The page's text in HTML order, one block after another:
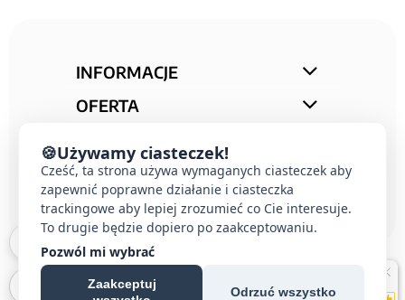
INFORMACJE
OFERTA
KONTAKT
🍪Używamy ciasteczek!
Cześć, ta strona używa wymaganych ciasteczek aby
zapewnić poprawne działanie i ciasteczka
trackingowe aby lepiej zrozumieć co Cie interesuje.
To drugie będzie dopiero po zaakceptowaniu.
Pozwól mi wybrać
Zaakceptuj
Odrzuć wszystko